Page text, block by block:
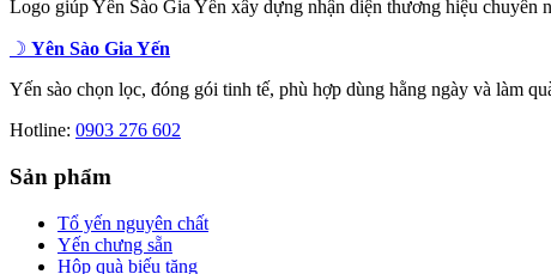
Logo giúp Yến Sào Gia Yến xây dựng nhận diện thương hiệu chuyên
☽ Yên Sào Gia Yến
Yến sào chọn lọc, đóng gói tinh tế, phù hợp dùng hằng ngày và làm
Hotline: 0903 276 602
Sản phẩm
Tổ yến nguyên chất
Yến chưng sẵn
Hộp quà biếu tặng